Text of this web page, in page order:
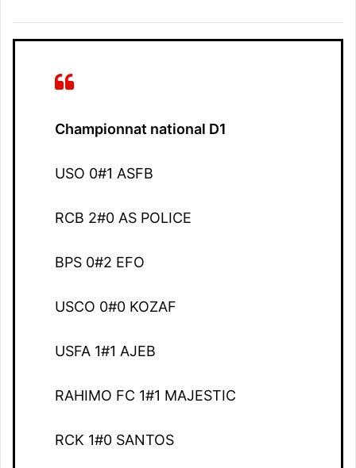
Championnat national D1
USO 0#1 ASFB
RCB 2#0 AS POLICE
BPS 0#2 EFO
USCO 0#0 KOZAF
USFA 1#1 AJEB
RAHIMO FC 1#1 MAJESTIC
RCK 1#0 SANTOS